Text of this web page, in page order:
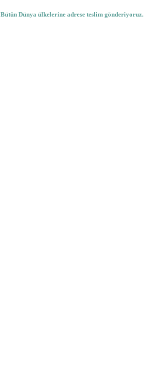
Bütün Dünya ülkelerine adrese teslim gönderiyoruz.